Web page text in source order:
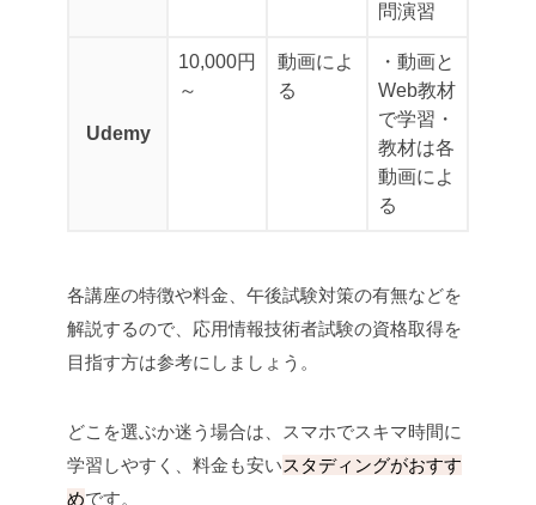
問演習
Udemy
10,000円
～
動画によ
る
・動画と
Web教材
で学習 ・
教材は各
動画によ
る
各講座の特徴や料金、午後試験対策の有無などを
解説するので、応用情報技術者試験の資格取得を
目指す方は参考にしましょう。
どこを選ぶか迷う場合は、スマホでスキマ時間に
学習しやすく、料金も安いスタディングがおすす
めです。